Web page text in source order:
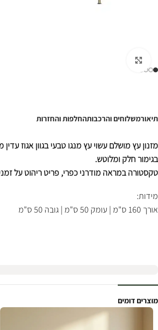
תיאורמשלוחים והרכבותהחלפות והחזרות
מזנון עץ מושלם עשוי עץ מנגו טבעי בגוון אגוז
בגימור חלק ומלוטש.
טקסטורה במראה מודרני כפרי, פריט ריהוט על זמני
מידות:
אורך 160 ס"מ | עומק 50 ס"מ | גובה 50 ס"מ
מוצרים דומים